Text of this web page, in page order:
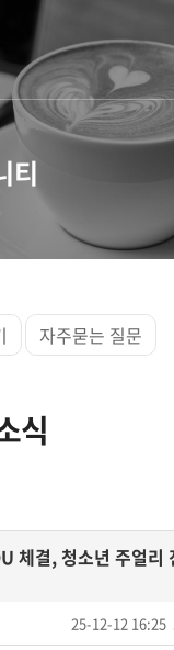
티
자주묻는 질문
식
체결, 청소년 주얼리
25-12-12 16:25